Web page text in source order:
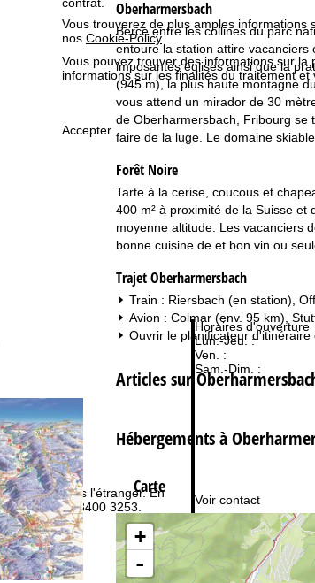
Vous trouverez de plus amples
nos Cookie-Policy.
Vous pouvez trouver des informations sur
informations sur les finalités du traitement
Accepter
depuis l'étranger. En
le +32 (0)3400 3253.
Horaires d'ouverture
Lun.-Jeu. :
Ven. :
Sam.-Dim. :
Voir contact
d
'
a
c
c
u
e
i
l
Oberharmersbach
Bercé entre les collines du parc
entoure la station attire
imposantes églises ainsi que la
(945 m), la plus haute montagne
vous attend un mirador de 30
de Oberharmersbach, Fribourg se
faire de la luge. Le domaine
Forêt Noire
Tarte à la cerise, coucous et
400 m² à proximité de la Suisse
moyenne altitude. Les vacanciers
bonne cuisine de et bon vin ou
Trajet Oberharmersbach
Train : Riersbach (en station),
Avion : Colmar (env. 95 km),
Ouvrir le planificateur
Articles sur
Hébergements à
Carte
+
-